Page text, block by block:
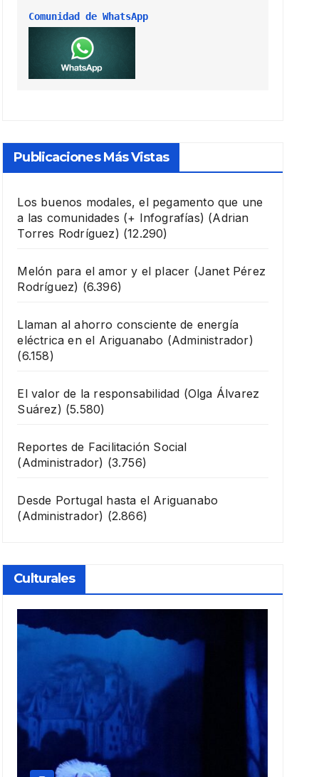
Comunidad de WhatsApp
Publicaciones Más Vistas
Los buenos modales, el pegamento que une
a las comunidades (+ Infografías) (Adrian
Torres Rodríguez) (12.290)
Melón para el amor y el placer (Janet Pérez
Rodríguez) (6.396)
Llaman al ahorro consciente de energía
eléctrica en el Ariguanabo (Administrador)
(6.158)
El valor de la responsabilidad (Olga Álvarez
Suárez) (5.580)
Reportes de Facilitación Social
(Administrador) (3.756)
Desde Portugal hasta el Ariguanabo
(Administrador) (2.866)
Culturales